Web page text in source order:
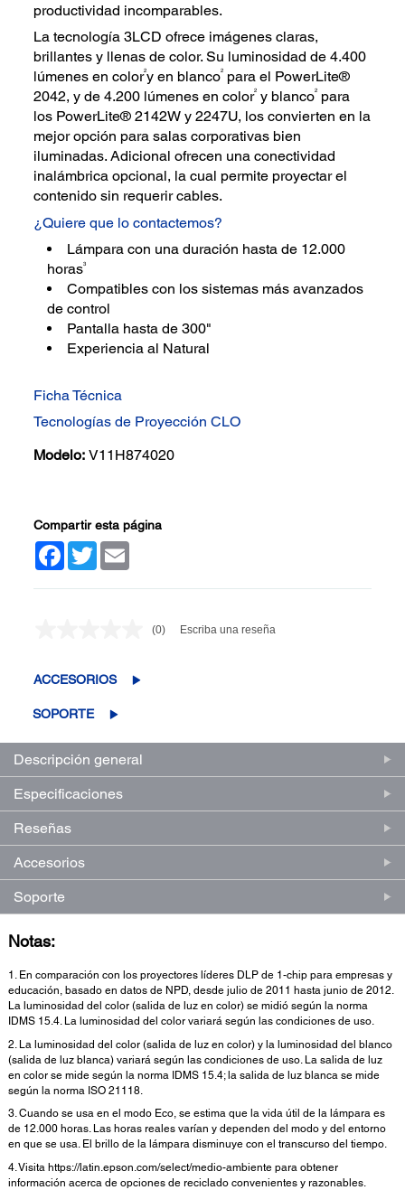
productividad incomparables.
La tecnología 3LCD ofrece imágenes claras,
brillantes y llenas de color. Su luminosidad de 4.400
lúmenes en color2y en blanco2
para el PowerLite®
2042, y de 4.200 lúmenes en color2 y blanco2
para
los PowerLite® 2142W y 2247U, los convierten en la
mejor opción para salas corporativas bien
iluminadas. Adicional ofrecen una conectividad
inalámbrica opcional, la cual permite proyectar el
contenido sin requerir cables.
¿Quiere que lo contactemos?
Lámpara con una duración hasta de 12.000
horas3
Compatibles con los sistemas más avanzados
de control
Pantalla hasta de 300"
Experiencia al Natural
Ficha Técnica
Tecnologías de Proyección CLO
Modelo: V11H874020
Compartir esta página
Facebook
Twitter
Sin
(0) Escriba una reseña
ACCESORIOS
SOPORTE
Descripción general
Especificaciones
Reseñas
Accesorios
Soporte
Notas:
1. En comparación con los proyectores líderes DLP de 1-chip para empresas y
educación, basado en datos de NPD, desde julio de 2011 hasta junio de 2012.
La luminosidad del color (salida de luz en color) se midió según la norma
IDMS 15.4. La luminosidad del color variará según las condiciones de uso.
2. La luminosidad del color (salida de luz en color) y la luminosidad del blanco
(salida de luz blanca) variará según las condiciones de uso. La salida de luz
en color se mide según la norma IDMS 15.4; la salida de luz blanca se mide
según la norma ISO 21118.
3. Cuando se usa en el modo Eco, se estima que la vida útil de la lámpara es
de 12.000 horas. Las horas reales varían y dependen del modo y del entorno
en que se usa. El brillo de la lámpara disminuye con el transcurso del tiempo.
4. Visita https://latin.epson.com/select/medio-ambiente para obtener
información acerca de opciones de reciclado convenientes y razonables.